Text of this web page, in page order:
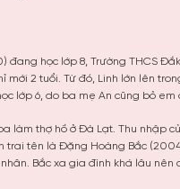
đang học lớp 8, Trường THCS
mới 2 tuổi. Từ đó, Linh lớn lên
lớp 6, do ba mẹ An cũng bỏ
làm thợ hồ ở Đà Lạt. Thu nhập
trai tên là Đặng Hoàng Bắc
Bắc xa gia đình khá lâu nên